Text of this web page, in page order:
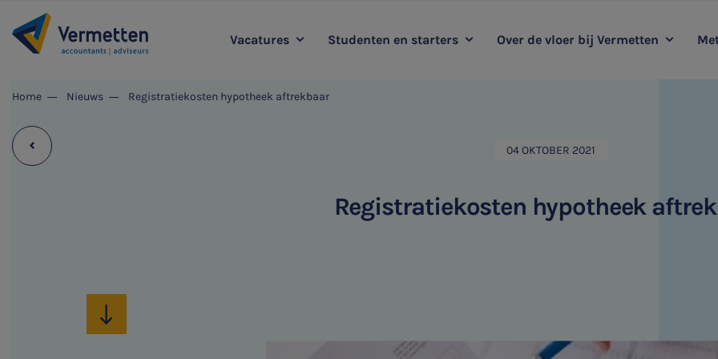
|
Vacatures Studenten en starters Over de vloer bij Vermetten
Home Nieuws Registratiekosten hypotheek aftrekbaar
04 OKTOBER 2021
Registratiekosten hypotheek